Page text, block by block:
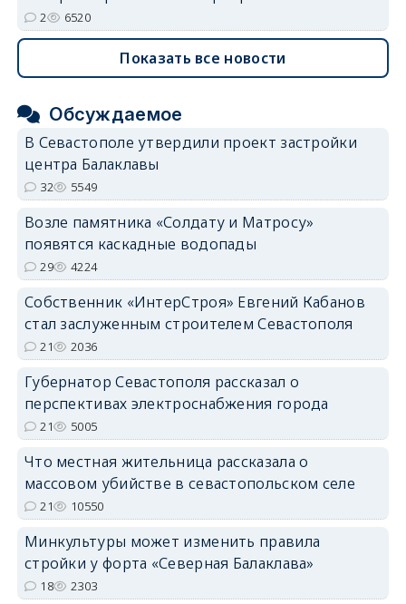
2 6520
Показать все новости
Обсуждаемое
В Севастополе утвердили проект застройки
центра Балаклавы
32 5549
Возле памятника «Солдату и Матросу»
появятся каскадные водопады
29 4224
Собственник «ИнтерСтроя» Евгений Кабанов
стал заслуженным строителем Севастополя
21 2036
Губернатор Севастополя рассказал о
перспективах электроснабжения города
21 5005
Что местная жительница рассказала о
массовом убийстве в севастопольском селе
21 10550
Минкультуры может изменить правила
стройки у форта «Северная Балаклава»
18 2303